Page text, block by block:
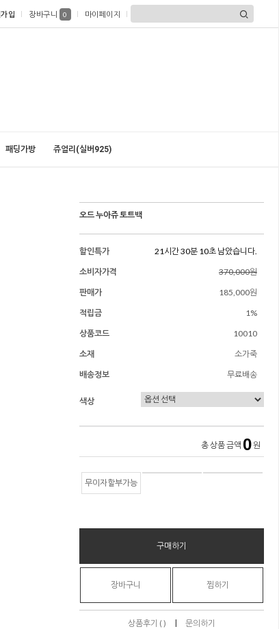
입 장바구니 0 마이페이지
패딩가방 쥬얼리(실버925)
오드 누아쥬 토트백
할인특가
21시간 30분 08초 남았습니다.
소비자가격
370,000원
판매가
185,000원
적립금
1%
상품코드
10010
소재
소가죽
배송정보
무료배송
색상
총 상품 금액 0 원
무이자할부가능
구매하기
장바구니 찜하기
상품후기 ( ) | 문의하기